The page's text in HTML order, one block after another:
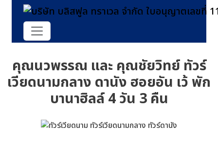
คุณนวพรรณ และ คุณชัยวิทย์ ทัวร์
เวียดนามกลาง ดานัง ฮอยอัน เว้ พัก
บานาฮิลล์ 4 วัน 3 คืน